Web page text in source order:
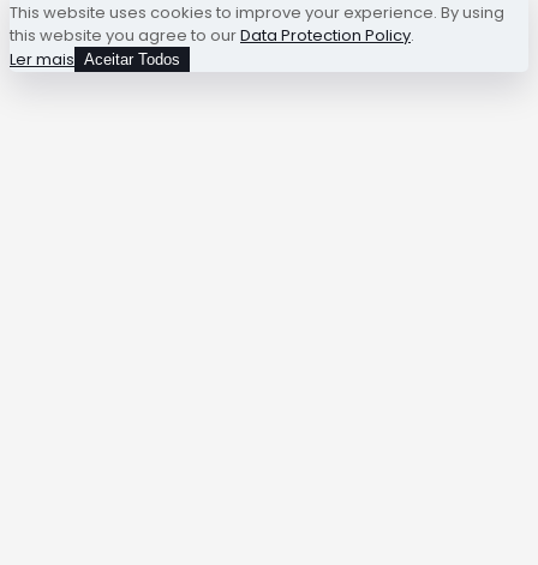
This website uses cookies to improve your experience. By using
this website you agree to ourData Protection Policy.
Ler mais Aceitar Todos